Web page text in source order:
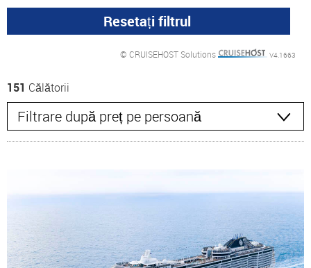
© CRUISEHOST Solutions V4.1663
151 Călătorii